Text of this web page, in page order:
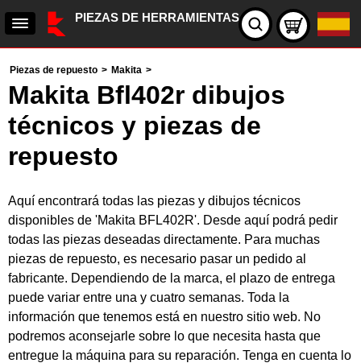
PIEZAS DE HERRAMIENTAS
Piezas de repuesto > Makita >
Makita Bfl402r dibujos
técnicos y piezas de
repuesto
Aquí encontrará todas las piezas y dibujos técnicos
disponibles de 'Makita BFL402R'. Desde aquí podrá pedir
todas las piezas deseadas directamente. Para muchas
piezas de repuesto, es necesario pasar un pedido al
fabricante. Dependiendo de la marca, el plazo de entrega
puede variar entre una y cuatro semanas. Toda la
información que tenemos está en nuestro sitio web. No
podremos aconsejarle sobre lo que necesita hasta que
entregue la máquina para su reparación. Tenga en cuenta lo